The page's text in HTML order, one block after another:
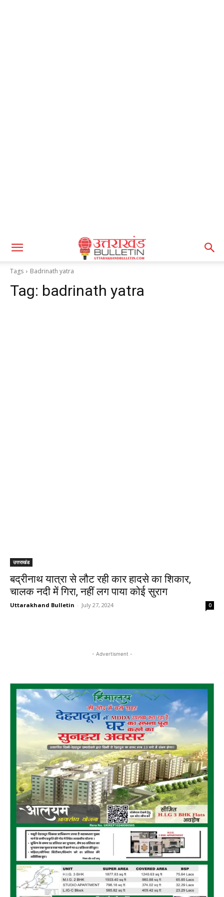
Tags Badrinath yatra
Tag: badrinath yatra
उत्तराखंड
बद्रीनाथ यात्रा से लौट रही कार हादसे का शिकार,
चालक नदी में गिरा, नहीं लग पाया कोई सुराग
Uttarakhand Bulletin - July 27, 2024 0
- Advertisment -